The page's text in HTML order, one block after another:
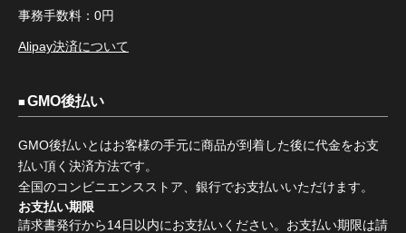
事務手数料：0円
Alipay決済について
GMO後払い
GMO後払いとはお客様の手元に商品が到着した後に代金をお支
払い頂く決済方法です。
全国のコンビニエンスストア、銀行でお支払いいただけます。
お支払い期限
請求書発行から14日以内にお支払いください。お支払い期限は請